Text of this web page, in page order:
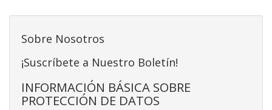
Sobre Nosotros
¡Suscríbete a Nuestro Boletín!
INFORMACIÓN BÁSICA SOBRE
PROTECCIÓN DE DATOS